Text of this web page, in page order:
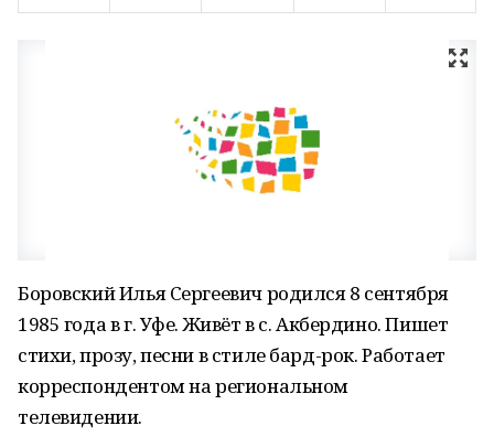
Боровский Илья Сергеевич родился 8 сентября
1985 года в г. Уфе. Живёт в с. Акбердино. Пишет
стихи, прозу, песни в стиле бард-рок. Работает
корреспондентом на региональном
телевидении.